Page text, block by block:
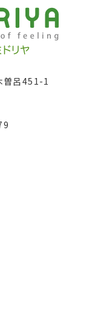
呂451-1